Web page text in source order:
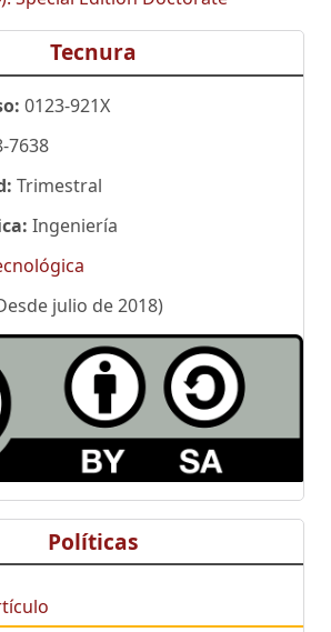
Tecnura
0123-921X
7638
Trimestral
Ingeniería
julio de 2018)
Políticas